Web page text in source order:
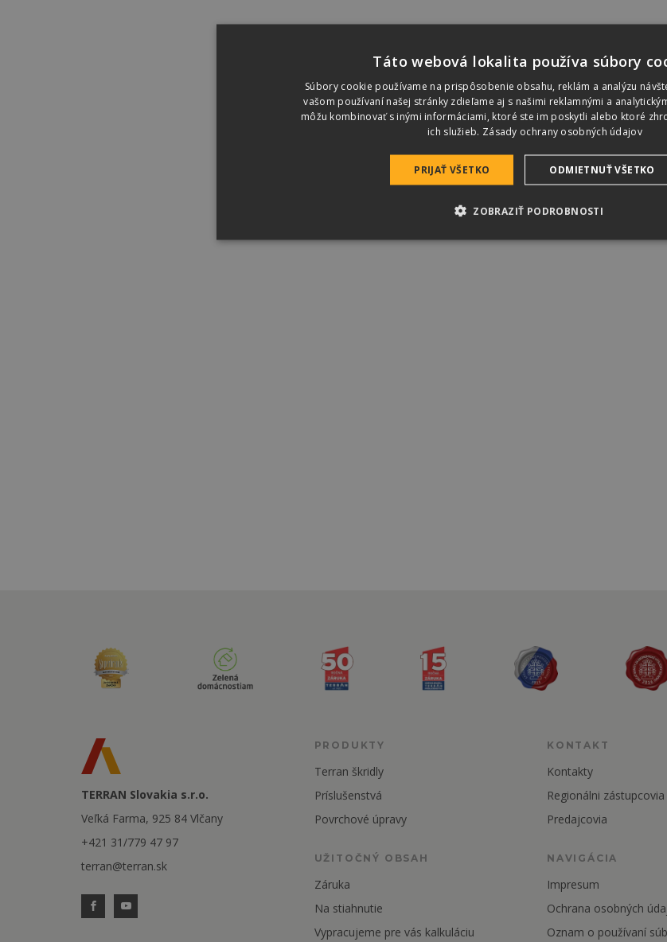
TERRAN Slovakia s.r.o.
Veľká Farma, 925 84 Vlčany
+421 31/779 47 97
terran@terran.sk
PRODUKTY
Terran škridly
Príslušenstvá
Povrchové úpravy
UŽITOČNÝ OBSAH
Záruka
Na stiahnutie
Vypracujeme pre vás kalkuláciu
KONTAKT
Kontakty
Regionálni zástupcovia
Predajcovia
NAVIGÁCIA
Impresum
Ochrana osobných
Oznam o používaní
Táto webová lokalita používa súbory
Súbory cookie používame na prispôsobenie obsahu, reklám a analýzu
vašom používaní našej stránky zdieľame aj s našimi reklamnými a
môžu kombinovať s inými informáciami, ktoré ste im poskytli alebo ktoré
ich služieb. Zásady ochrany osobných údajov
PRIJAŤ VŠETKO ODMIETNUŤ VŠETKO
ZOBRAZIŤ PODROBNOSTI